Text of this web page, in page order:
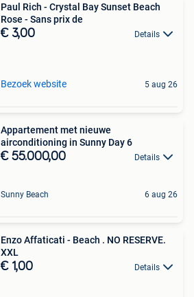
Paul Rich - Crystal Bay Sunset Beach
Rose - Sans prix de
€ 3,00 Details
Bezoek website 5 aug 26
Appartement met nieuwe
airconditioning in Sunny Day 6
€ 55.000,00 Details
Sunny Beach 6 aug 26
Enzo Affaticati - Beach . NO RESERVE.
XXL
€ 1,00 Details